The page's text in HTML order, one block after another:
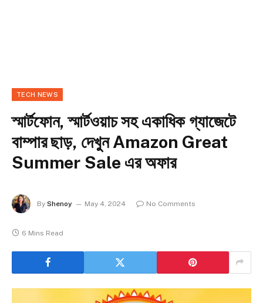
TECH NEWS
স্মার্টফোন, স্মার্টওয়াচ সহ একাধিক গ্যাজেটে
বাম্পার ছাড়, দেখুন Amazon Great
Summer Sale এর অফার
By Shenoy May 4, 2024 No Comments
6 Mins Read